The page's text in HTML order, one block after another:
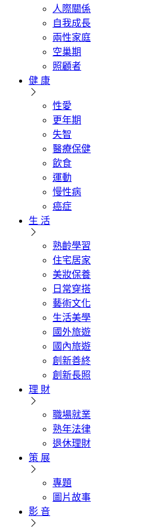
人際關係
自我成長
兩性家庭
空巢期
照顧者
健 康
性愛
更年期
失智
醫療保健
飲食
運動
慢性病
癌症
生 活
熟齡學習
住宅居家
美妝保養
日常穿搭
藝術文化
生活美學
國外旅遊
國內旅遊
創新善終
創新長照
理 財
職場就業
熟年法律
退休理財
策 展
專題
圖片故事
影 音